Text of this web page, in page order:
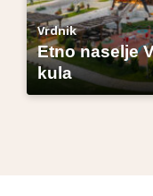
Vrdnik
Etno naselje
kula